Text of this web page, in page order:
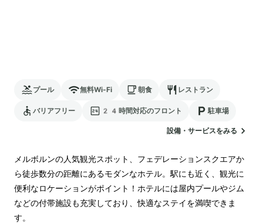
プール 無料Wi-Fi 朝食 レストラン
バリアフリー 24時間対応のフロント 駐車場
設備・サービスをみる
メルボルンの人気観光スポット、フェデレーションスクエアか
ら徒歩数分の距離にあるモダンなホテル。駅にも近く、観光に
便利なロケーションがポイント！ホテルには屋内プールやジム
などの付帯施設も充実しており、快適なステイを満喫できま
す。